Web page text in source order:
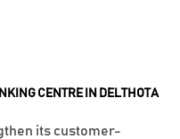
CENTRE IN DELTHOTA
its customer-